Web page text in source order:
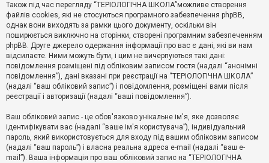
і
д
е
й
А
т
и
в
е
м
и
Також під час перегляду “ТЕРІОЛОГІЧНА ШКОЛА”можливе створення
файлів cookies, які не стосуються програмного забезпечення phpBB,
однак вони виходять за рамки цього документу, оскільки він
поширюється виключно на сторінки, створені програмним забезпеченням
phpBB. Друге джерело одержання інформації про вас є дані, які ви нам
відсилаєте. Ними можуть бути, і цим не вичерпуються такі дані:
повідомлення розміщені під обліковим записом гостя (надалі “анонімні
повідомлення”), дані вказані при реєстрації на “ТЕРІОЛОГІЧНА ШКОЛА”
(надалі “ваш обліковий запис”) і повідомлення, розміщені вами після
реєстрації і авторизації (надалі “ваші повідомлення”).
Ваш обліковий запис - це обов'язково унікальне ім'я, яке дозволяє
ідентифікувати вас (надалі “ваше ім'я користувача”), індивідуальний
пароль, який використовується для входу під вашим обліковим записом
(надалі “ваш пароль”) і власна реальна адреса e-mail (надалі “ваш e-
mail”). Ваша інформація про ваш обліковий запис на “ТЕРІОЛОГІЧНА